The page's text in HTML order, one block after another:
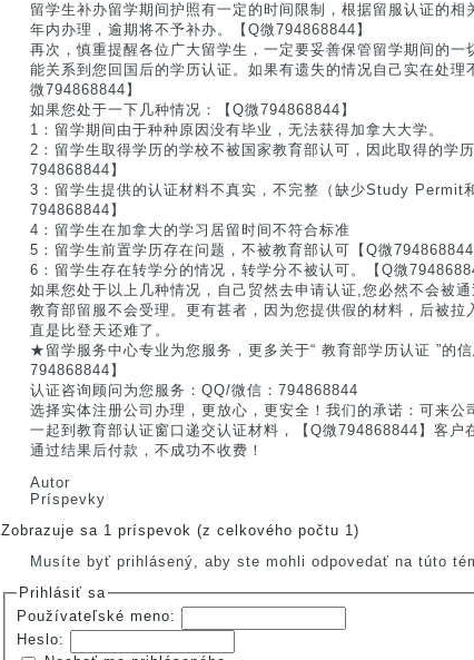
留学生补办留学期间护照有一定的时间限制，根据留服认证的相
年内办理，逾期将不予补办。【Q微794868844】
再次，慎重提醒各位广大留学生，一定要妥善保管留学期间的一
能关系到您回国后的学历认证。如果有遗失的情况自己实在处理
微794868844】
如果您处于一下几种情况：【Q微794868844】
1：留学期间由于种种原因没有毕业，无法获得加拿大大学。
2：留学生取得学历的学校不被国家教育部认可，因此取得的学
794868844】
3：留学生提供的认证材料不真实，不完整（缺少Study Permit
794868844】
4：留学生在加拿大的学习居留时间不符合标准
5：留学生前置学历存在问题，不被教育部认可【Q微794868844
6：留学生存在转学分的情况，转学分不被认可。【Q微
如果您处于以上几种情况，自己贸然去申请认证,您必然不会被
教育部留服不会受理。更有甚者，因为您提供假的材料，后被拉
直是比登天还难了。
★留学服务中心专业为您服务，更多关于“ 教育部学历认证 ”的
794868844】
认证咨询顾问为您服务：QQ/微信：794868844
选择实体注册公司办理，更放心，更安全！我们的承诺：可来公
一起到教育部认证窗口递交认证材料，【Q微794868844】客户
通过结果后付款，不成功不收费！
Autor
Príspevky
Zobrazuje sa 1 príspevok (z celkového počtu 1)
Musíte byť prihlásený, aby ste mohli odpovedať na túto
Prihlásiť sa
Používateľské meno:
Heslo: